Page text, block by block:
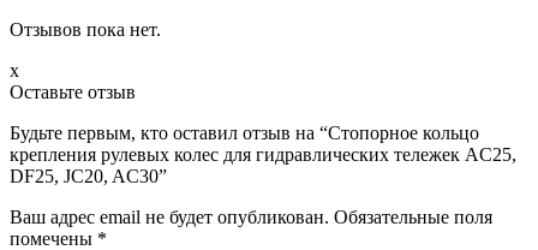
Отзывов пока нет.
x
Оставьте отзыв
Будьте первым, кто оставил отзыв на “Стопорное кольцо
крепления рулевых колес для гидравлических тележек AC25,
DF25, JC20, AC30”
Ваш адрес email не будет опубликован. Обязательные поля
помечены *